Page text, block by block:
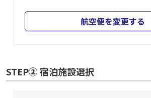
航空便を変更する
STEP② 宿泊施設選択